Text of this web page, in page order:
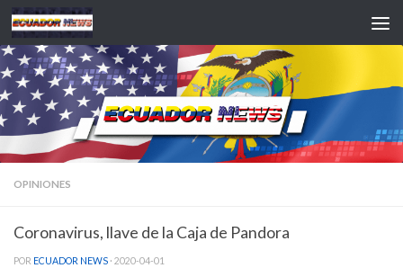
Saltar al contenido
OPINIONES
Coronavirus, llave de la Caja de Pandora
POR ECUADOR NEWS · 2020-04-01